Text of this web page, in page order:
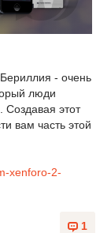
- очень
люди
Создавая этот
вам часть этой
xenforo-2-
1